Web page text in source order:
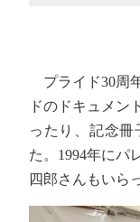
プライド30周
ドのドキュメン
ったり、記念冊
た。1994年にパ
四郎さんもいら